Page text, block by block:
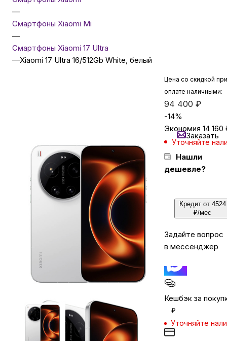
Красота и здоровье
Сумки и чемоданы
Для дома и дачи
LEGO
Для домашних питомцев
Умный дом и безопасность
Автомобильные аксессуары
Сервисный центр Apple в Самаре
—
Смартфоны Xiaomi Mi
—
Смартфоны Xiaomi 17 Ultra
—Xiaomi 17 Ultra 16/512Gb White, белый
Цена со скидкой при
оплате наличными:
94 400 ₽
-14%
Экономия 14 160
Уточняйте
Нашли
дешевле?
Заказать
Кредит от 4524
₽/мес
Задайте вопрос
в мессенджер
Кешбэк за
₽
Уточняйте